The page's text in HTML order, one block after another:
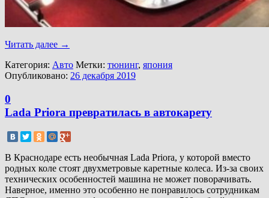
Читать далее →
Категория: Авто Метки: тюнинг, япония
Опубликовано: 26 декабря 2019
0
Lada Priora превратилась в автокарету
В Краснодаре есть необычная Lada Priora, у которой вместо
родных коле стоят двухметровые каретные колеса. Из-за своих
технических особенностей машина не может поворачивать.
Наверное, именно это особенно не понравилось сотрудникам